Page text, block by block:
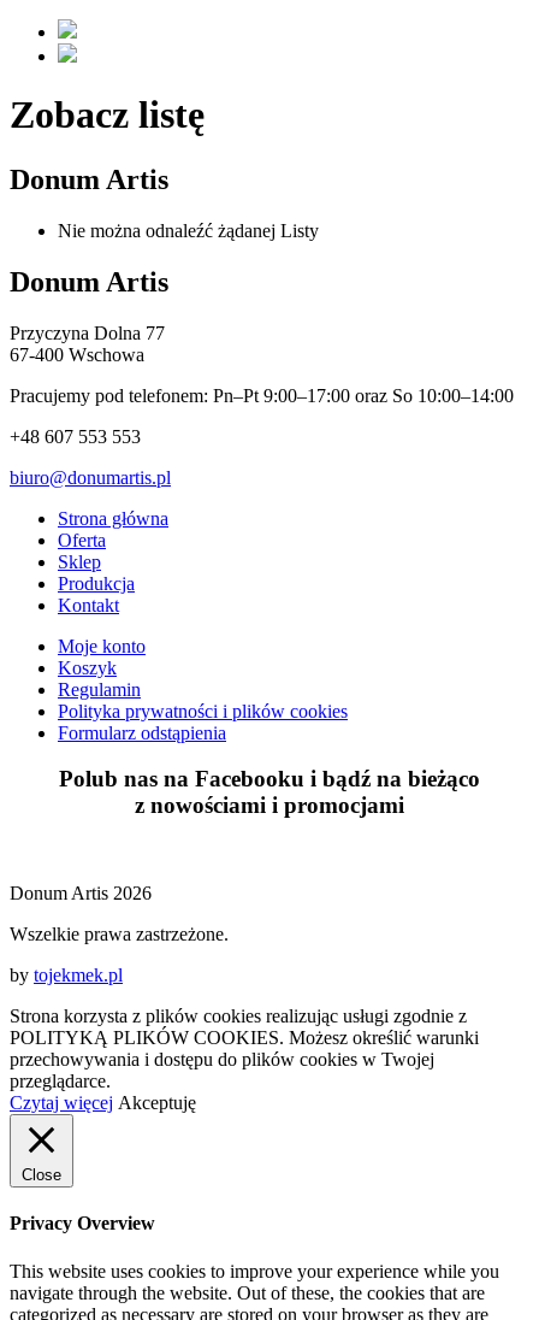
Zobacz listę
Donum Artis
Nie można odnaleźć żądanej Listy
Donum Artis
Przyczyna Dolna 77
67-400 Wschowa
Pracujemy pod telefonem: Pn–Pt 9:00–17:00 oraz So 10:00–14:00
+48 607 553 553
biuro@donumartis.pl
Strona główna
Oferta
Sklep
Produkcja
Kontakt
Moje konto
Koszyk
Regulamin
Polityka prywatności i plików cookies
Formularz odstąpienia
Polub nas na Facebooku i bądź na bieżąco
z nowościami i promocjami
Donum Artis 2026
Wszelkie prawa zastrzeżone.
by tojekmek.pl
Strona korzysta z plików cookies realizując usługi zgodnie z
POLITYKĄ PLIKÓW COOKIES. Możesz określić warunki
przechowywania i dostępu do plików cookies w Twojej
przeglądarce.
Czytaj więcej Akceptuję
Close
Privacy Overview
This website uses cookies to improve your experience while you
navigate through the website. Out of these, the cookies that are
categorized as necessary are stored on your browser as they are